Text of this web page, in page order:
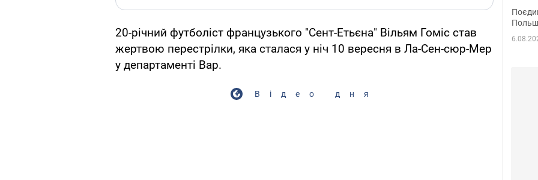
20-річний футболіст французького "Сент-Етьєна" Вільям Гоміс став
жертвою перестрілки, яка сталася у ніч 10 вересня в Ла-Сен-сюр-Мер
у департаменті Вар.
Відео дня
Відео